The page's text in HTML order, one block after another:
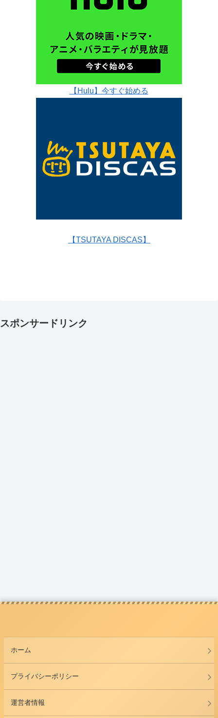
【Hulu】今すぐ始める
【TSUTAYA DISCAS】
スポンサードリンク
ホーム
プライバシーポリシー
運営者情報